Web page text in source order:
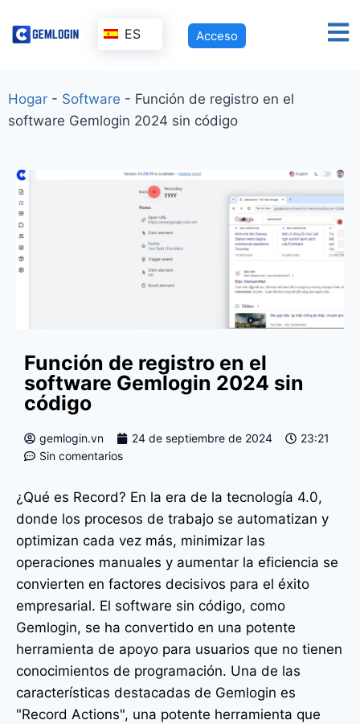
ES Acceso
Hogar - Software - Función de registro en el
software Gemlogin 2024 sin código
Función de registro en el
software Gemlogin 2024 sin
código
gemlogin.vn 24 de septiembre de 2024
23:21
Sin comentarios
¿Qué es Record? En la era de la tecnología 4.0,
donde los procesos de trabajo se automatizan y
optimizan cada vez más, minimizar las
operaciones manuales y aumentar la eficiencia se
convierten en factores decisivos para el éxito
empresarial. El software sin código, como
Gemlogin, se ha convertido en una potente
herramienta de apoyo para usuarios que no tienen
conocimientos de programación. Una de las
características destacadas de Gemlogin es
"Record Actions", una potente herramienta que